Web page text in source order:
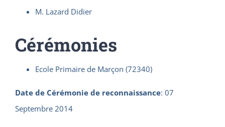
M. Lazard Didier
Cérémonies
Ecole Primaire de Marçon (72340)
Date de Cérémonie de reconnaissance: 07
Septembre 2014